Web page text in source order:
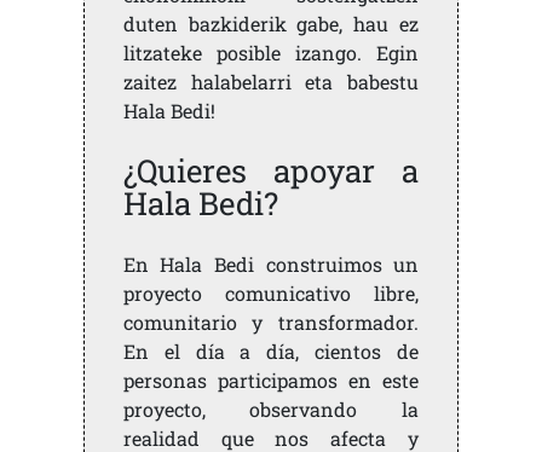
duten bazkiderik gabe, hau ez
litzateke posible izango. Egin
zaitez halabelarri eta babestu
Hala Bedi!
¿Quieres apoyar a
Hala Bedi?
En Hala Bedi construimos un
proyecto comunicativo libre,
comunitario y transformador.
En el día a día, cientos de
personas participamos en este
proyecto, observando la
realidad que nos afecta y